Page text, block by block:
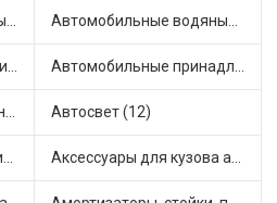
Автомобильные антенны (1) Автомобильные водяные насосы (22)
Автомобильные передние фары (2) Автомобильные принадлежности и аксессуары (2)
Автомобильные топливные насосы (17) Автосвет (12)
Аккумуляторы автомобильные (1) Аксессуары для кузова автомобиля (2)